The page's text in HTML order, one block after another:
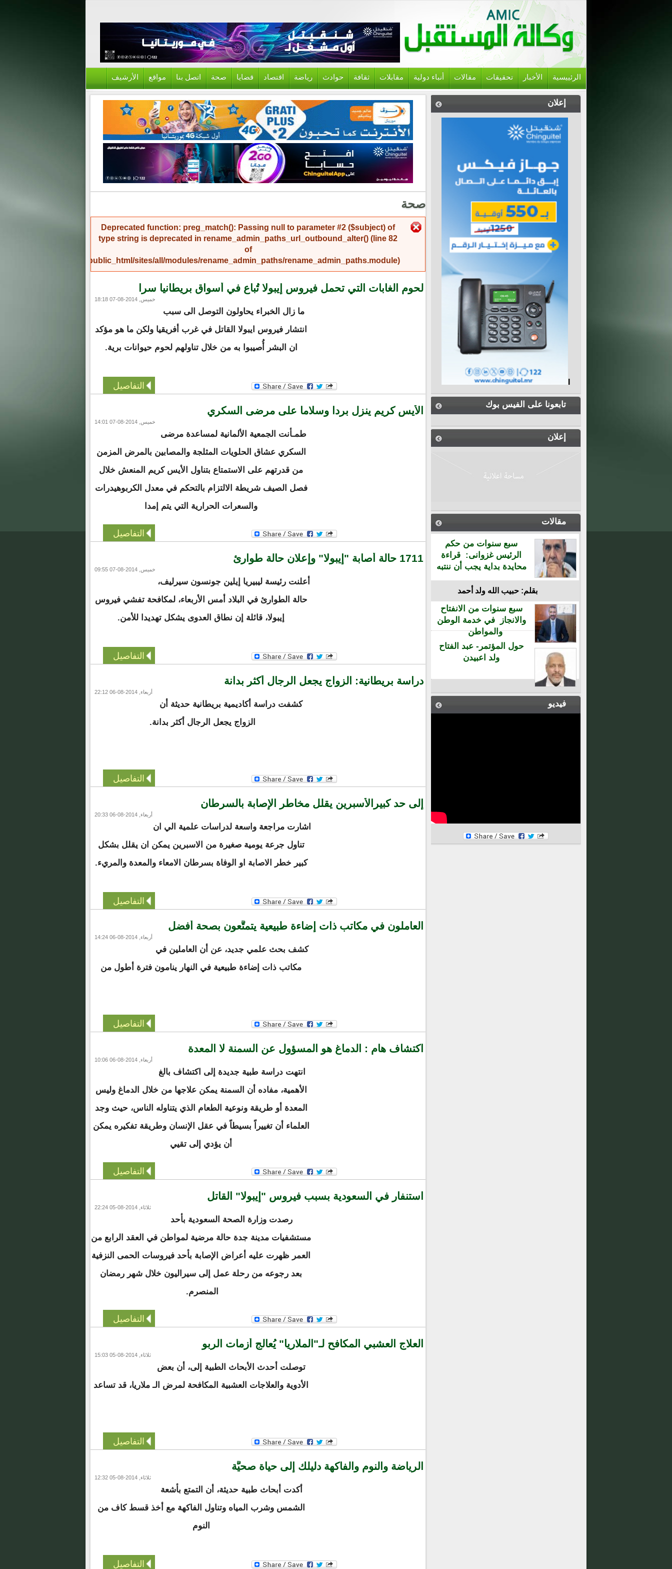
الرئييسية الأخبار تحقيقات مقالات أنباء دولية مقابلات ثقافة حوادث رياضة اقتصاد قضايا صحة اتصل بنا مواقع الأرشيف
إعلان
تابعونا على الفيس بوك
إعلان
مقالات
سبع سنوات من حكم
الرئيس غزوانى: قراءة
محايدة بداية يجب أن ننتبه
بقلم: حبيب الله ولد أحمد
سبع سنوات من الانفتاح
والانجاز في خدمة الوطن
والمواطن
حول المؤتمر- عبد الفتاح
ولد اعبيدن
فيديو
صحة
رسالة الخطأ Deprecated function: preg_match(): Passing null to parameter #2 ($subject) of
type string is deprecated in rename_admin_paths_url_outbound_alter() (line 82
of
/home/amicinf1/public_html/sites/all/modules/rename_admin_paths/rename_admin_paths.module).
لحوم الغابات التي تحمل فيروس إيبولا تُباع في أسواق بريطانيا سرا
خميس, 2014-08-07 18:18
ما زال الخبراء يحاولون التوصل الى سبب
انتشار فيروس ايبولا القاتل في غرب أفريقيا ولكن ما هو مؤكد
ان البشر أُصيبوا به من خلال تناولهم لحوم حيوانات برية.
التفاصيل
الأيس كريم ينزل بردا وسلاما على مرضى السكري
خميس, 2014-08-07 14:01
طمـأنت الجمعية الألمانية لمساعدة مرضى
السكري عشاق الحلويات المثلجة والمصابين بالمرض المزمن
من قدرتهم على الاستمتاع بتناول الأيس كريم المنعش خلال
فصل الصيف شريطة الالتزام بالتحكم في معدل الكربوهيدرات
والسعرات الحرارية التي يتم إمدا
التفاصيل
1711 حالة أصابة "إيبولا" وإعلان حالة طوارئ
خميس, 2014-08-07 09:55
أعلنت رئيسة ليبيريا إيلين جونسون سيرليف،
حالة الطوارئ في البلاد أمس الأربعاء، لمكافحة تفشي فيروس
إيبولا، قائلة إن نطاق العدوى يشكل تهديدا للأمن.
التفاصيل
دراسة بريطانية: الزواج يجعل الرجال أكثر بدانة
أربعاء, 2014-08-06 22:12
كشفت دراسة أكاديمية بريطانية حديثة أن
الزواج يجعل الرجال أكثر بدانة.
التفاصيل
إلى حد كبيرالأسبرين يقلل مخاطر الإصابة بالسرطان
أربعاء, 2014-08-06 20:33
اشارت مراجعة واسعة لدراسات علمية الي ان
تناول جرعة يومية صغيرة من الاسبرين يمكن ان يقلل بشكل
كبير خطر الاصابة او الوفاة بسرطان الامعاء والمعدة والمريء.
التفاصيل
العاملون في مكاتب ذات إضاءة طبيعية يتمتَّعون بصحة أفضل
أربعاء, 2014-08-06 14:24
كشف بحث علمي جديد، عن أن العاملين في
مكاتب ذات إضاءة طبيعية في النهار ينامون فترة أطول من
التفاصيل
اكتشاف هام : الدماغ هو المسؤول عن السمنة لا المعدة
أربعاء, 2014-08-06 10:06
انتهت دراسة طبية جديدة إلى اكتشاف بالغ
الأهمية، مفاده أن السمنة يمكن علاجها من خلال الدماغ وليس
المعدة أو طريقة ونوعية الطعام الذي يتناوله الناس، حيث وجد
العلماء أن تغييراً بسيطاً في عقل الإنسان وطريقة تفكيره يمكن
أن يؤدي إلى تقيي
التفاصيل
استنفار في السعودية بسبب فيروس "إيبولا" القاتل
ثلاثاء, 2014-08-05 22:24
رصدت وزارة الصحة السعودية بأحد
مستشفيات مدينة جدة حالة مرضية لمواطن في العقد الرابع من
العمر ظهرت عليه أعراض الإصابة بأحد فيروسات الحمى النزفية
بعد رجوعه من رحلة عمل إلى سيراليون خلال شهر رمضان
المنصرم.
التفاصيل
العلاج العشبي المكافح لـ"الملاريا" يُعالج أزمات الربو
ثلاثاء, 2014-08-05 15:03
توصلت أحدث الأبحاث الطبية إلى، أن بعض
الأدوية والعلاجات العشبية المكافحة لمرض الـ ملاريا، قد تساعد
التفاصيل
الرياضة والنوم والفاكهة دليلك إلى حياة صحيَّة
ثلاثاء, 2014-08-05 12:32
أكدت أبحاث طبية حديثة، أن التمتع بأشعة
الشمس وشرب المياه وتناول الفاكهة مع أخذ قسط كاف من
النوم
التفاصيل